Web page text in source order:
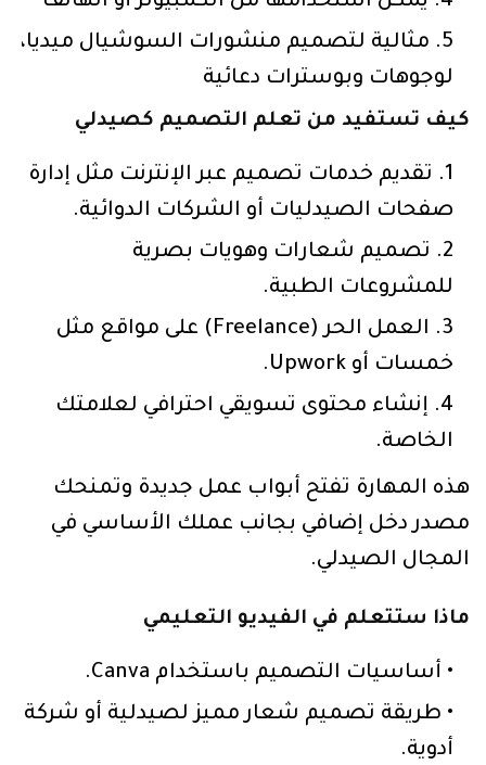
مثالية لتصميم منشورات السوشيال ميديا،
لوجوهات وبوسترات دعائية
كيف تستفيد من تعلم التصميم كصيدلي
تقديم خدمات تصميم عبر الإنترنت مثل إدارة
صفحات الصيدليات أو الشركات الدوائية.
تصميم شعارات وهويات بصرية
للمشروعات الطبية.
العمل الحر (Freelance) على مواقع مثل
خمسات أو Upwork.
إنشاء محتوى تسويقي احترافي لعلامتك
الخاصة.
هذه المهارة تفتح أبواب عمل جديدة وتمنحك
مصدر دخل إضافي بجانب عملك الأساسي في
المجال الصيدلي.
ماذا ستتعلم في الفيديو التعليمي
أساسيات التصميم باستخدام Canva.
طريقة تصميم شعار مميز لصيدلية أو شركة
أدوية.